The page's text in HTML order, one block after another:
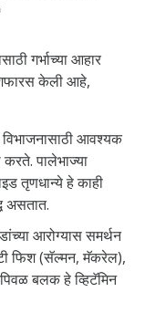
गर्भाच्या आहार
केली आहे,
आवश्यक
पालेभाज्या
तृणधान्ये हे काही
असतात.
आरोग्यास समर्थन
फिश (सॅल्मन, मॅकरेल),
बलक हे व्हिटॅमिन